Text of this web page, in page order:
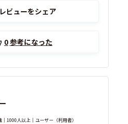
レビューをシェア
0参考になった
1000人以上｜ユーザー（利用者）